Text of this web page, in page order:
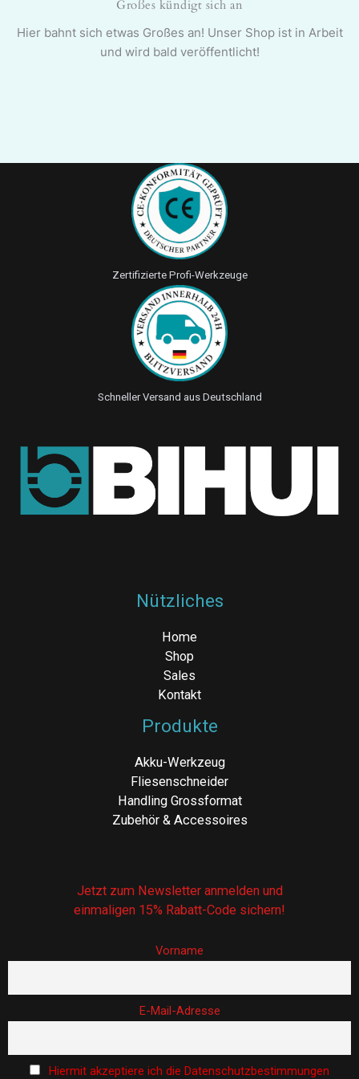
Großes kündigt sich an
Hier bahnt sich etwas Großes an! Unser Shop ist in Arbeit
und wird bald veröffentlicht!
Zertifizierte Profi-Werkzeuge
Schneller Versand aus Deutschland
Nützliches
Home
Shop
Sales
Kontakt
Produkte
Akku-Werkzeug
Fliesenschneider
Handling Grossformat
Zubehör & Accessoires
Jetzt zum Newsletter anmelden und
einmaligen 15% Rabatt-Code sichern!
Vorname
E-Mail-Adresse
Hiermit akzeptiere ich die Datenschutzbestimmungen